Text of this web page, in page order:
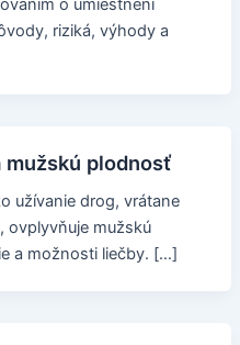
o umiestnení
riziká, výhody a
plodnosť
užívanie drog, vrátane
ovplyvňuje mužskú
a možnosti liečby. […]